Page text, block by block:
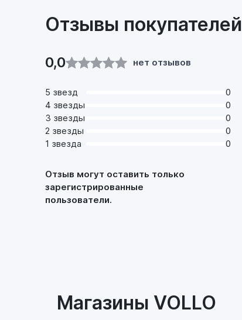
Отзывы покупателей
0,0 нет отзывов
5 звезд
0
4 звезды
0
3 звезды
0
2 звезды
0
1 звезда
0
Отзыв могут оставить только
зарегистрированные
пользователи.
Магазины VOLLO